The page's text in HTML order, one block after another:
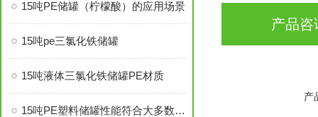
15吨PE储罐（柠檬酸）的应用场景
15吨pe三氯化铁储罐
15吨液体三氯化铁储罐PE材质
15吨PE塑料储罐性能符合大多数行业的需求
产品咨
产